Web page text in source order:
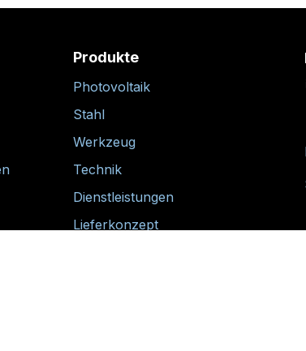
Produkte
Photovoltaik
Stahl
Werkzeug
Technik
Dienstleistungen
Lieferkonzept